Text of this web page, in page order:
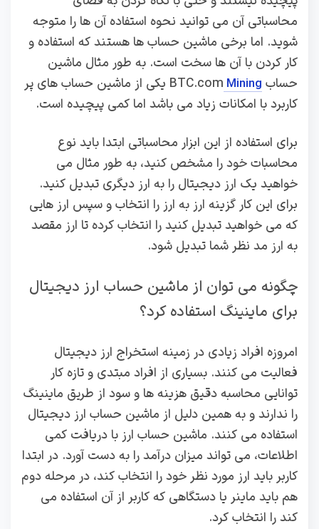
محاسباتی آن می توانید نحوه استفاده آن ها را متوجه
شوید. اما برخی ماشین حساب ها هستند که استفاده و
کار کردن با آن ها سخت است. به طور مثال ماشین
حساب BTC.com Mining
یکی از ماشین حساب های پر
کاربرد با امکانات زیاد می باشد اما کمی پیچیده است.
برای استفاده از این ابزار محاسباتی ابتدا باید نوع
محاسبات خود را مشخص کنید، به طور مثال می
خواهید یک ارز دیجیتال را به ارز دیگری تبدیل کنید.
برای این کار گزینه ارز به ارز را انتخاب و سپس ارز هایی
که می خواهید تبدیل کنید را انتخاب کرده تا ارز مقصد
به ارز مد نظر شما تبدیل شود.
چگونه می‌ توان از ماشین‌ حساب ارز دیجیتال
برای ماینینگ استفاده کرد؟
امروزه افراد زیادی در زمینه استخراج ارز دیجیتال
فعالیت می کنند. بسیاری از افراد مبتدی و تازه کار
توانایی محاسبه دقیق هزینه ها و سود از طریق ماینینگ
را ندارند و به همین دلیل از ماشین حساب ارز دیجیتال
استفاده می کنند. ماشین حساب ارز با دریافت کمی
اطلاعات، می تواند میزان درآمد را به دست آورد. در ابتدا
کاربر باید ارز مورد نظر خود را انتخاب کند، در مرحله دوم
هم باید ماینر یا دستگاهی که کاربر از آن استفاده می
کند را انتخاب کرد.